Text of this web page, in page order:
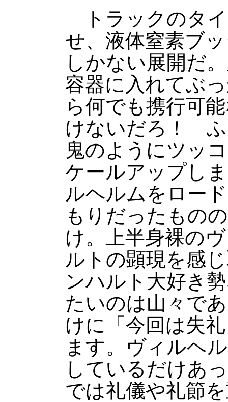
トラックのタ
せ、液体窒素ブ
しかない展開だ
容器に入れてぶ
ら何でも携行可
けないだろ！ ふ
鬼のようにツッ
ケールアップし
ルヘルムをロー
もりだったもの
け。上半身裸の
ルトの顕現を感
ンハルト大好き
たいのは山々で
けに「今回は失
ます。ヴィルヘ
しているだけあ
では礼儀や礼節